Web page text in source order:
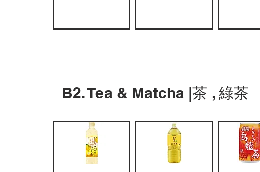
F17039 朝日
Wanda 極品無
185g x(原箱30
HK$177.00
F16150 Suntory
Blendy 標準甜度
(原箱12樽)
HK$158.00
快速
F16149
Blendy
12樽)
價格
HK$164.00
F14365 麒麟 Fire
微糖咖啡 185g x
HK$160.00
F14160 UCC 杯裝
凍飲糖漿 8 個
20 包)
HK$92.00
快速
F14999
Boss 無
枝)
價格
HK$101.00
B2. Tea & Matcha |茶 , 綠茶